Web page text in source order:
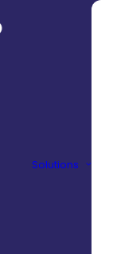
Solutions